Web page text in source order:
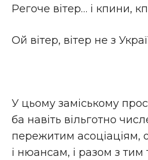
Регоче вітер… і кпини,
Ой вітер, вітер не з
У цьому заміському
ба навіть вільготно
пережитим асоціаціям,
і нюансам, і разом з тим